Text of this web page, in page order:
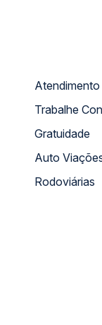
Trabalhe
Gratuidade
Auto
Rodoviárias